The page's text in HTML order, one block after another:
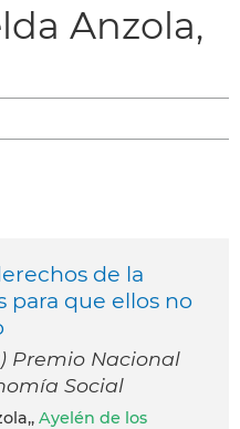
Anzola,
de la
para que ellos no
Premio Nacional
Social
Ayelén de los